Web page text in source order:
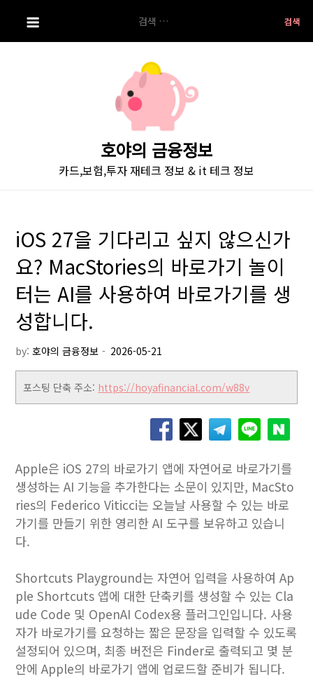
i
색:
호야의 금융정보
카드,보험,투자 재테크 정보 & it 테크 정보
iOS 27을 기다리고 싶지 않으신가
요? MacStories의 바로가기 놀이
터는 AI를 사용하여 바로가기를 생
성합니다.
by:호야의 금융정보
포스팅 단축 주소: https://hoyafinancial.com/w88v
Apple은 iOS 27의 바로가기 앱에 자연어로 바로가기를
생성하는 AI 기능을 추가한다는 소문이 있지만, MacSto
ries의 Federico Viticci는 오늘날 사용할 수 있는 바로
가기를 만들기 위한 영리한 AI 도구를 보유하고 있습니
다.
Shortcuts Playground는 자연어 입력을 사용하여 Ap
ple Shortcuts 앱에 대한 단축키를 생성할 수 있는 Cla
ude Code 및 OpenAI Codex용 플러그인입니다. 사용
자가 바로가기를 요청하는 짧은 문장을 입력할 수 있도록
설정되어 있으며, 최종 버전은 Finder로 출력되고 몇 분
안에 Apple의 바로가기 앱에 업로드할 준비가 됩니다.